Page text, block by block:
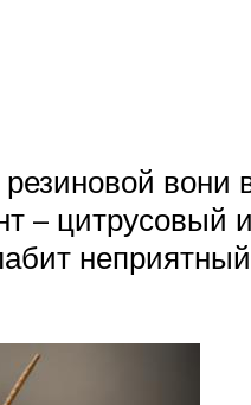
– цитрусовый